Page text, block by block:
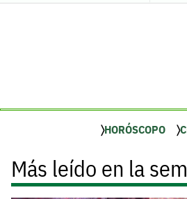
HORÓSCOPO
Más leído en la